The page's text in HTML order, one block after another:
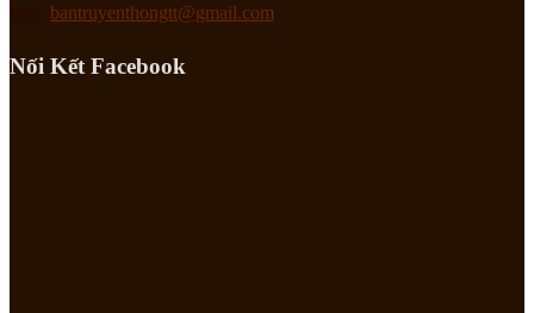
bantruyenthongtt@gmail.com
Nối Kết Facebook